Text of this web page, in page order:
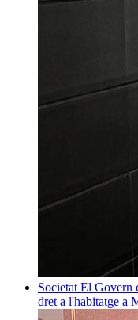
Societat El Govern
dret a l'habitatge a